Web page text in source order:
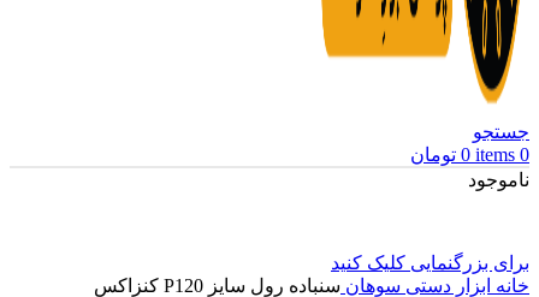
جستجو
0
items
0 تومان
ناموجود
برای بزرگنمایی کلیک کنید
خانه ابزار دستی سوهان
سنباده رول سایز P120 کنزاکس